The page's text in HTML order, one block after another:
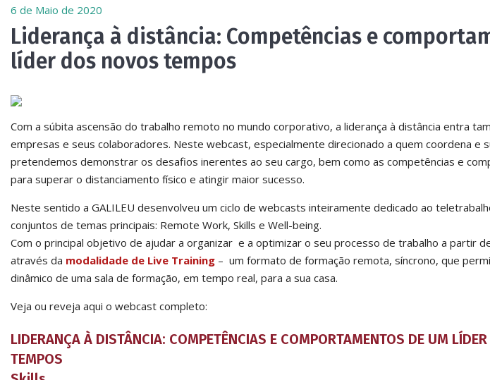
6 de Maio de 2020
Liderança à distância: Competências e
líder dos novos tempos
Com a súbita ascensão do trabalho remoto no mundo corporativo, a liderança à distância entra
empresas e seus colaboradores. Neste webcast, especialmente direcionado a quem coordena e
pretendemos demonstrar os desafios inerentes ao seu cargo, bem como as competências e
para superar o distanciamento físico e atingir maior sucesso.
Neste sentido a GALILEU desenvolveu um ciclo de webcasts inteiramente dedicado ao
conjuntos de temas principais: Remote Work, Skills e Well-being.
Com o principal objetivo de ajudar a organizar e a optimizar o seu processo de trabalho a partir
através da modalidade de Live Training – um formato de formação remota, síncrono, que
dinâmico de uma sala de formação, em tempo real, para a sua casa.
Veja ou reveja aqui o webcast completo:
LIDERANÇA À DISTÂNCIA: COMPETÊNCIAS E COMPORTAMENTOS DE UM
TEMPOS